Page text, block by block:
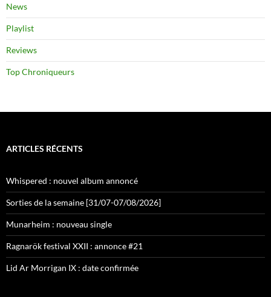
News
Playlist
Reviews
Top Chroniqueurs
ARTICLES RÉCENTS
Whispered : nouvel album annoncé
Sorties de la semaine [31/07-07/08/2026]
Munarheim : nouveau single
Ragnarök festival XXII : annonce #21
Lid Ar Morrigan IX : date confirmée